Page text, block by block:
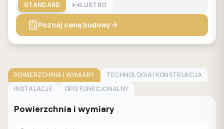
STANDARD
LUSTRO
Poznaj cenę budowy
POWIERZCHNIA I WYMIARY
TECHNOLOGIA I KONSTRUKCJA
INSTALACJE
OPIS FUNKCJONALNY
Powierzchnia i wymiary